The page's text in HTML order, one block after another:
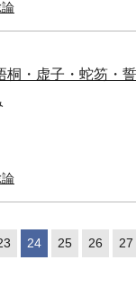
・虚子・蛇笏・
24 25 26 27